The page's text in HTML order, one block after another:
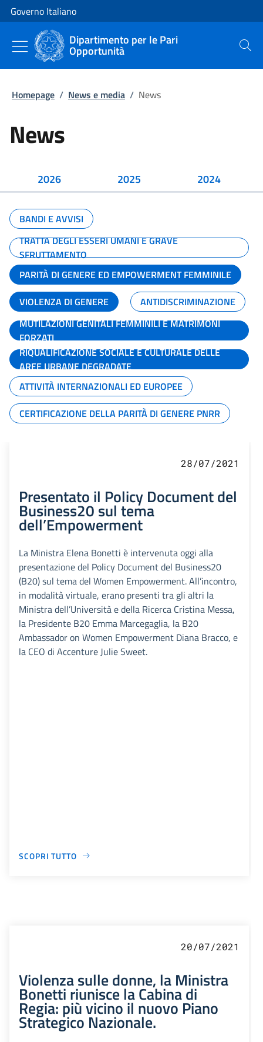
Vai al contenuto
Vai alla navigazione del sito
Governo Italiano
Dipartimento per le Pari
Opportunità Cerca
Homepage / News e media / News
News
2026 2025 2024
BANDI E AVVISI
TRATTA DEGLI ESSERI UMANI E GRAVE
SFRUTTAMENTO
PARITÀ DI GENERE ED EMPOWERMENT FEMMINILE
VIOLENZA DI GENERE
ANTIDISCRIMINAZIONE
MUTILAZIONI GENITALI FEMMINILI E MATRIMONI
FORZATI
RIQUALIFICAZIONE SOCIALE E CULTURALE DELLE
AREE URBANE DEGRADATE
ATTIVITÀ INTERNAZIONALI ED EUROPEE
CERTIFICAZIONE DELLA PARITÀ DI GENERE PNRR
28/07/2021
Presentato il Policy Document del
Business20 sul tema
dell’Empowerment
La Ministra Elena Bonetti è intervenuta oggi alla
presentazione del Policy Document del Business20
(B20) sul tema del Women Empowerment. All’incontro,
in modalità virtuale, erano presenti tra gli altri la
Ministra dell’Università e della Ricerca Cristina Messa,
la Presidente B20 Emma Marcegaglia, la B20
Ambassador on Women Empowerment Diana Bracco, e
la CEO di Accenture Julie Sweet.
SCOPRI TUTTO
20/07/2021
Violenza sulle donne, la Ministra
Bonetti riunisce la Cabina di
Regia: più vicino il nuovo Piano
Strategico Nazionale.